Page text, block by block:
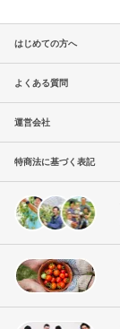
はじめての方へ
よくある質問
運営会社
特商法に基づく表記